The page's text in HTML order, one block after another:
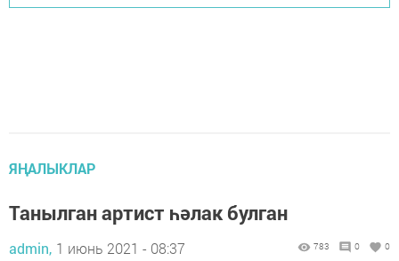
ЯҢАЛЫКЛАР
Танылган артист һәлак булган
admin, 1 июнь 2021 - 08:37 783 0 0